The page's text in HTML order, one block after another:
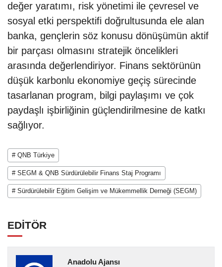
değer yaratımı, risk yönetimi ile çevresel ve
sosyal etki perspektifi doğrultusunda ele alan
banka, gençlerin söz konusu dönüşümün aktif
bir parçası olmasını stratejik öncelikleri
arasında değerlendiriyor. Finans sektörünün
düşük karbonlu ekonomiye geçiş sürecinde
tasarlanan program, bilgi paylaşımı ve çok
paydaşlı işbirliğinin güçlendirilmesine de katkı
sağlıyor.
# QNB Türkiye
# SEGM & QNB Sürdürülebilir Finans Staj Programı
# Sürdürülebilir Eğitim Gelişim ve Mükemmellik Derneği (SEGM)
EDİTÖR
Anadolu Ajansı